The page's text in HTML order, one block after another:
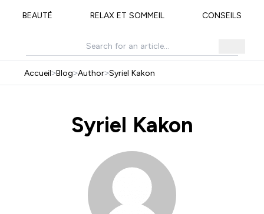
BEAUTÉ RELAX ET SOMMEIL CONSEILS
Accueil>Blog>Author>Syriel Kakon
Syriel Kakon